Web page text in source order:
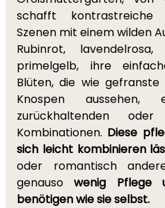
schafft kontrastreiche
Szenen mit einem wilden
Rubinrot,
primelgelb, ihre
Blüten, die wie
Knospen
zurückhaltenden oder
Kombinationen. Diese
sich leicht kombinieren
oder romantisch
genausowenig Pflege
benötigen wie sie selbst.